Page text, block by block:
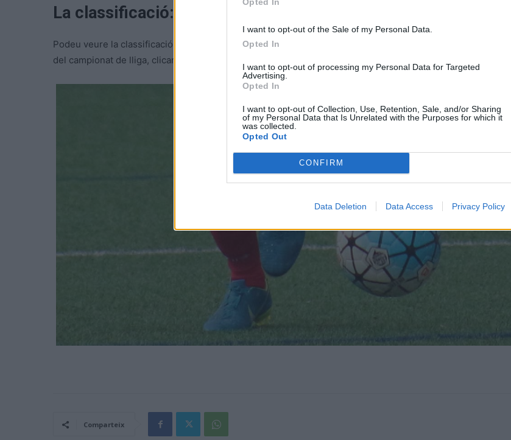
I want to opt-out of the Sale of my Personal Data.
Opted In
I want to opt-out of processing my Personal Data for Targeted
Advertising.
Opted In
I want to opt-out of Collection, Use, Retention, Sale, and/or Sharing
of my Personal Data that Is Unrelated with the Purposes for which it
was collected.
Opted Out
CONFIRM
Data Deletion Data Access Privacy Policy
La classificació:
Podeu veure la classificació del grup sisè de la segona catalana després de disputar-se la dinovena jornada
del campionat de lliga, clicant la imatge inferior:
Comparteix